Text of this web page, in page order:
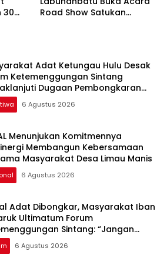
30
Road Show Satukan
Adat Ketungau Hulu Desak
Ketemenggungan Sintang
Dugaan Pembongkaran
Adat6 Agustus 2026
Menunjukan Komitmennya
Membangun Kebersamaan
Masyarakat Desa Limau Manis
6 Agustus 2026
Adat Dibongkar, Masyarakat Iban
Ultimatum Forum
Sintang: “Jangan
Hukum Adat Dilecehkan”
6 Agustus 2026